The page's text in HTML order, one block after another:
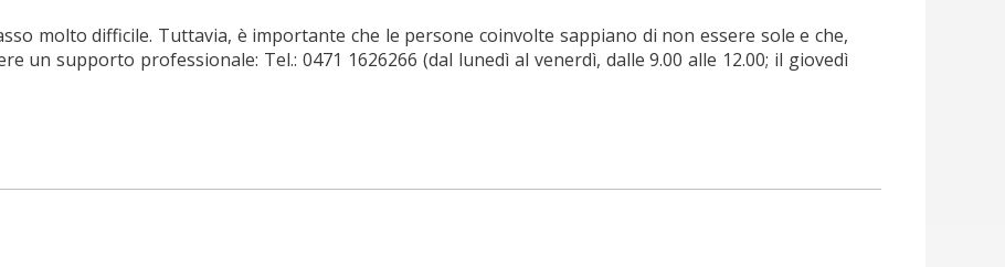
molto difficile. Tuttavia, è importante che le persone coinvolte sappiano di non essere sole e che,
un supporto professionale: Tel.: 0471 1626266 (dal lunedì al venerdì, dalle 9.00 alle 12.00; il giovedì